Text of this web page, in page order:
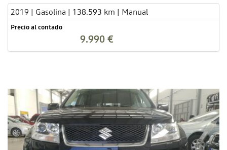
2019 | Gasolina | 138.593 km | Manual
Precio al contado
9.990 €